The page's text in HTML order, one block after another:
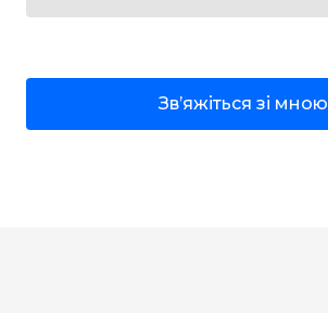
Звʼяжіться зі мною